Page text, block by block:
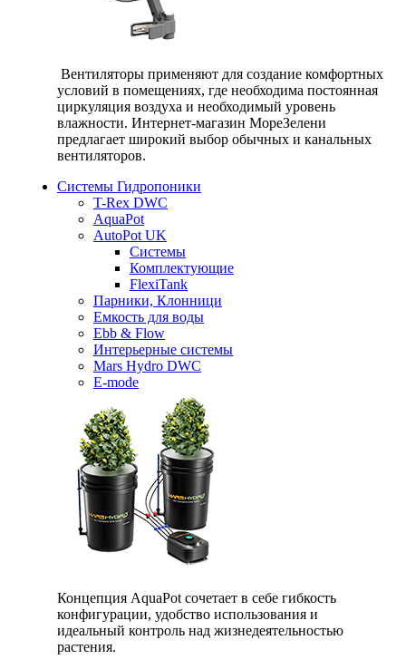
Вентиляторы применяют для создание комфортных
условий в помещениях, где необходима постоянная
циркуляция воздуха и необходимый уровень
влажности. Интернет-магазин МореЗелени
предлагает широкий выбор обычных и канальных
вентиляторов.
Системы Гидропоники
T-Rex DWC
AquaPot
AutoPot UK
Системы
Комплектующие
FlexiTank
Парники, Клонници
Емкость для воды
Ebb & Flow
Интерьерные системы
Mars Hydro DWC
E-mode
Концепция AquaPot сочетает в себе гибкость
конфигурации, удобство использования и
идеальный контроль над жизнедеятельностью
растения.